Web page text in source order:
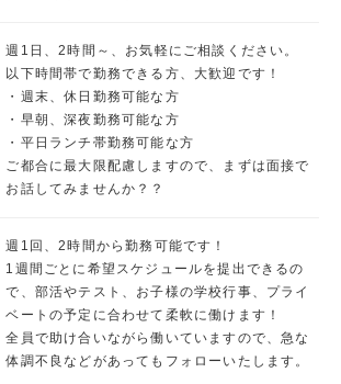
週1日、2時間～、お気軽にご相談ください。
以下時間帯で勤務できる方、大歓迎です！
・週末、休日勤務可能な方
・早朝、深夜勤務可能な方
・平日ランチ帯勤務可能な方
ご都合に最大限配慮しますので、まずは面接で
お話してみませんか？？
週1回、2時間から勤務可能です！
1週間ごとに希望スケジュールを提出できるの
で、部活やテスト、お子様の学校行事、プライ
ベートの予定に合わせて柔軟に働けます！
全員で助け合いながら働いていますので、急な
体調不良などがあってもフォローいたします。